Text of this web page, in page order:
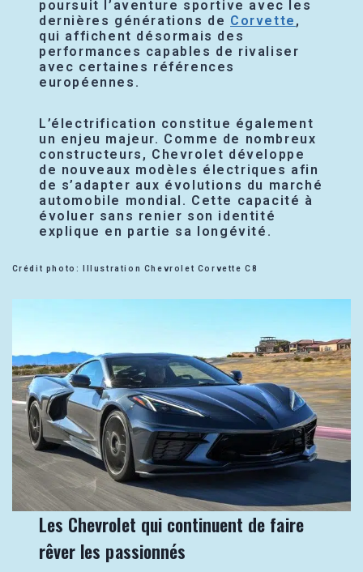
poursuit l’aventure sportive avec les
dernières générations de Corvette ,
qui affichent désormais des
performances capables de rivaliser
avec certaines références
européennes.
L’électrification constitue également
un enjeu majeur. Comme de nombreux
constructeurs, Chevrolet développe
de nouveaux modèles électriques afin
de s’adapter aux évolutions du marché
automobile mondial. Cette capacité à
évoluer sans renier son identité
explique en partie sa longévité.
Crédit photo: Illustration Chevrolet Corvette C8
Les Chevrolet qui continuent de faire
rêver les passionnés